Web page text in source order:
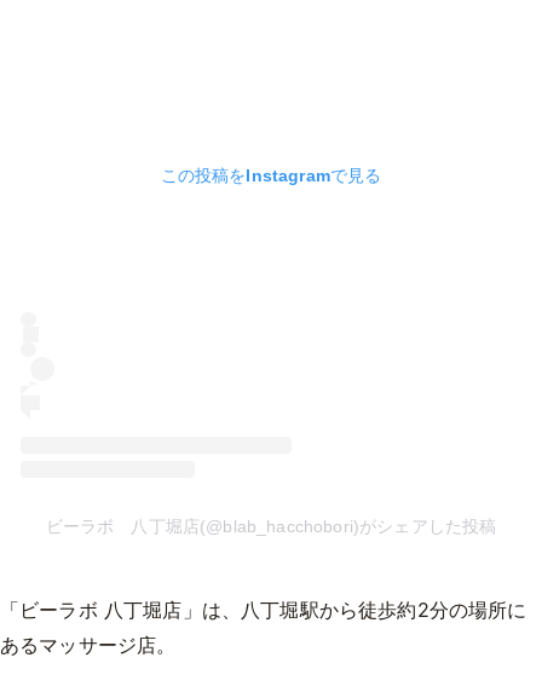
この投稿をInstagramで見る
ビーラボ 八丁堀店(@blab_hacchobori)がシェアした投稿
「ビーラボ 八丁堀店」は、八丁堀駅から徒歩約2分の場所に
あるマッサージ店。